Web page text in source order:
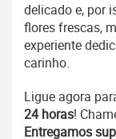
delicado e, por
flores frescas,
experiente
carinho.
Ligue agora
24 horas!
Entregamos